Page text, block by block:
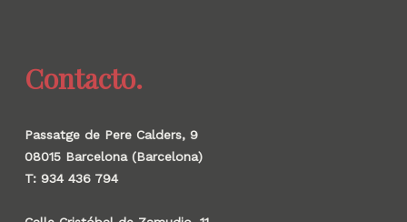
Contacto.
Passatge de Pere Calders, 9
08015 Barcelona (Barcelona)
T: 934 436 794